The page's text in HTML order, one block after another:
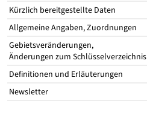
Kürzlich bereitgestellte Daten
Allgemeine Angaben, Zuordnungen
Gebietsveränderungen,
Änderungen zum Schlüsselverzeichnis
Definitionen und Erläuterungen
Newsletter